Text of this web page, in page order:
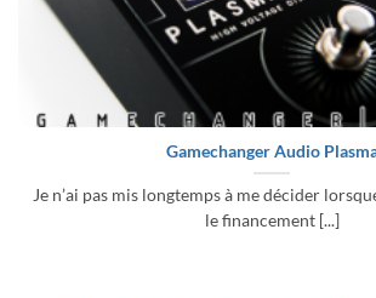
Gamechanger Audio
Je n’ai pas mis longtemps à me décider
le financement [...]